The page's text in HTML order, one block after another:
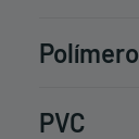
Polímero
PVC